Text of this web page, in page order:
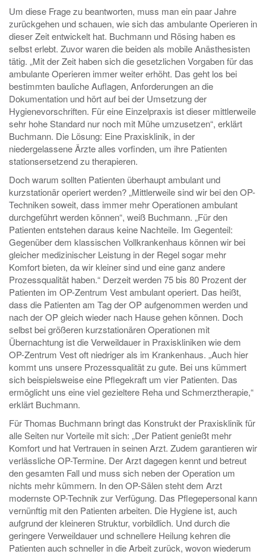
Um diese Frage zu beantworten, muss man ein paar Jahre
zurückgehen und schauen, wie sich das ambulante Operieren in
dieser Zeit entwickelt hat. Buchmann und Rösing haben es
selbst erlebt. Zuvor waren die beiden als mobile Anästhesisten
tätig. „Mit der Zeit haben sich die gesetzlichen Vorgaben für das
ambulante Operieren immer weiter erhöht. Das geht los bei
bestimmten bauliche Auflagen, Anforderungen an die
Dokumentation und hört auf bei der Umsetzung der
Hygienevorschriften. Für eine Einzelpraxis ist dieser mittlerweile
sehr hohe Standard nur noch mit Mühe umzusetzen“, erklärt
Buchmann. Die Lösung: Eine Praxisklinik, in der
niedergelassene Ärzte alles vorfinden, um ihre Patienten
stationsersetzend zu therapieren.
Doch warum sollten Patienten überhaupt ambulant und
kurzstationär operiert werden? „Mittlerweile sind wir bei den OP-
Techniken soweit, dass immer mehr Operationen ambulant
durchgeführt werden können“, weiß Buchmann. „Für den
Patienten entstehen daraus keine Nachteile. Im Gegenteil:
Gegenüber dem klassischen Vollkrankenhaus können wir bei
gleicher medizinischer Leistung in der Regel sogar mehr
Komfort bieten, da wir kleiner sind und eine ganz andere
Prozessqualität haben.“ Derzeit werden 75 bis 80 Prozent der
Patienten im OP-Zentrum Vest ambulant operiert. Das heißt,
dass die Patienten am Tag der OP aufgenommen werden und
nach der OP gleich wieder nach Hause gehen können. Doch
selbst bei größeren kurzstationären Operationen mit
Übernachtung ist die Verweildauer in Praxiskliniken wie dem
OP-Zentrum Vest oft niedriger als im Krankenhaus. „Auch hier
kommt uns unsere Prozessqualität zu gute. Bei uns kümmert
sich beispielsweise eine Pflegekraft um vier Patienten. Das
ermöglicht uns eine viel gezieltere Reha und Schmerztherapie,“
erklärt Buchmann.
Für Thomas Buchmann bringt das Konstrukt der Praxisklinik für
alle Seiten nur Vorteile mit sich: „Der Patient genießt mehr
Komfort und hat Vertrauen in seinen Arzt. Zudem garantieren wir
verlässliche OP-Termine. Der Arzt dagegen kennt und betreut
den gesamten Fall und muss sich neben der Operation um
nichts mehr kümmern. In den OP-Sälen steht dem Arzt
modernste OP-Technik zur Verfügung. Das Pflegepersonal kann
vernünftig mit den Patienten arbeiten. Die Hygiene ist, auch
aufgrund der kleineren Struktur, vorbildlich. Und durch die
geringere Verweildauer und schnellere Heilung kehren die
Patienten auch schneller in die Arbeit zurück, wovon wiederum